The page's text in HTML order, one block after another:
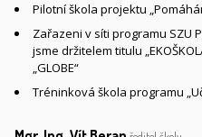
Pilotní škola projektu
Zařazeni v síti programu SZU
jsme držitelem titulu
„GLOBE“
Tréninková škola programu